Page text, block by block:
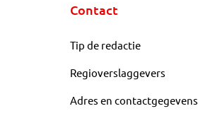
Contact
Tip de redactie
Regioverslaggevers
Adres en contactgegevens